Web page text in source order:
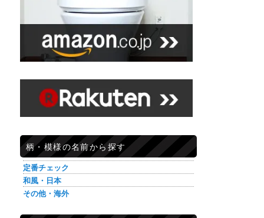
柄・模様の名前から探す
定番チェック
和風・日本
その他・海外